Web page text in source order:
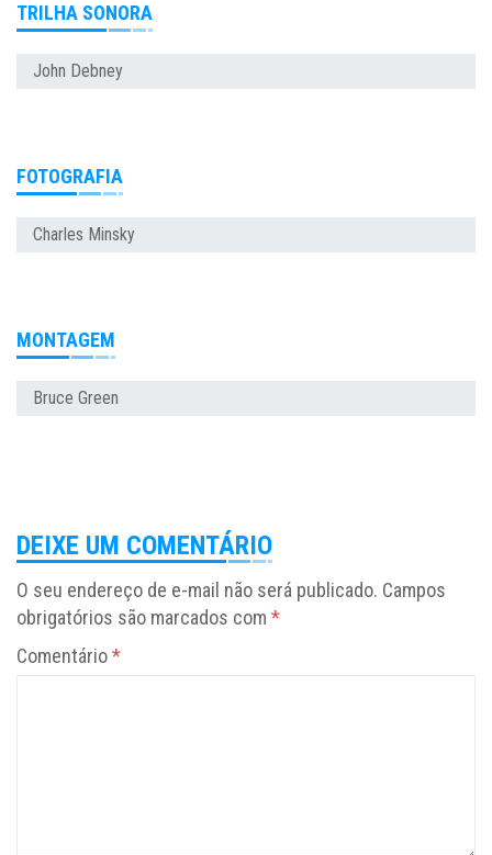
TRILHA SONORA
John Debney
FOTOGRAFIA
Charles Minsky
MONTAGEM
Bruce Green
DEIXE UM COMENTÁRIO
O seu endereço de e-mail não será publicado. Campos
obrigatórios são marcados com *
Comentário*